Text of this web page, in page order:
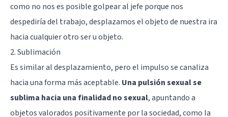
como no nos es posible golpear al jefe porque nos
despediría del trabajo, desplazamos el objeto de nuestra ira
hacia cualquier otro ser u objeto.
2. Sublimación
Es similar al desplazamiento, pero el impulso se canaliza
hacia una forma más aceptable. Una pulsión sexual se
sublima hacia una finalidad no sexual, apuntando a
objetos valorados positivamente por la sociedad, como la